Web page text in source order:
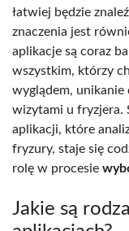
łatwiej będzie
znaczenia jest
aplikacje są coraz
wszystkim, którzy
wyglądem,
wizytami u fryzjera.
aplikacji, które
fryzury, staje się
rolę w procesie
Jakie są